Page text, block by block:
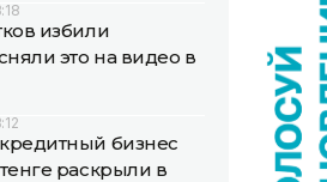
избили
это на видео в
бизнес
раскрыли в